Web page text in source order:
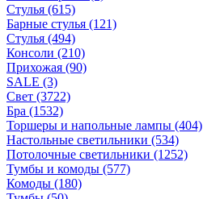
Стулья (615)
Барные стулья (121)
Стулья (494)
Консоли (210)
Прихожая (90)
SALE (3)
Свет (3722)
Бра (1532)
Торшеры и напольные лампы (404)
Настольные светильники (534)
Потолочные светильники (1252)
Тумбы и комоды (577)
Комоды (180)